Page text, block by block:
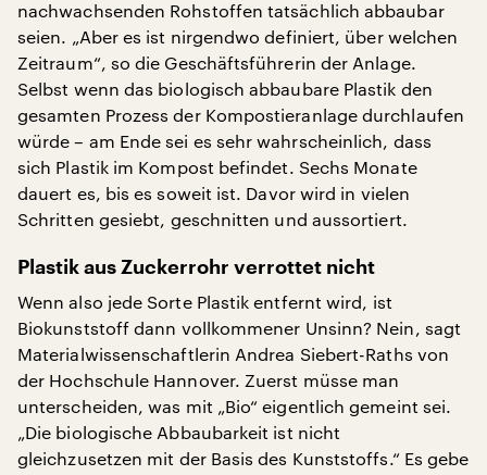
nachwachsenden Rohstoffen tatsächlich abbaubar
seien. „Aber es ist nirgendwo definiert, über welchen
Zeitraum“, so die Geschäftsführerin der Anlage.
Selbst wenn das biologisch abbaubare Plastik den
gesamten Prozess der Kompostieranlage durchlaufen
würde – am Ende sei es sehr wahrscheinlich, dass
sich Plastik im Kompost befindet. Sechs Monate
dauert es, bis es soweit ist. Davor wird in vielen
Schritten gesiebt, geschnitten und aussortiert.
Plastik aus Zuckerrohr verrottet nicht
Wenn also jede Sorte Plastik entfernt wird, ist
Biokunststoff dann vollkommener Unsinn? Nein, sagt
Materialwissenschaftlerin Andrea Siebert-Raths von
der Hochschule Hannover. Zuerst müsse man
unterscheiden, was mit „Bio“ eigentlich gemeint sei.
„Die biologische Abbaubarkeit ist nicht
gleichzusetzen mit der Basis des Kunststoffs.“ Es gebe